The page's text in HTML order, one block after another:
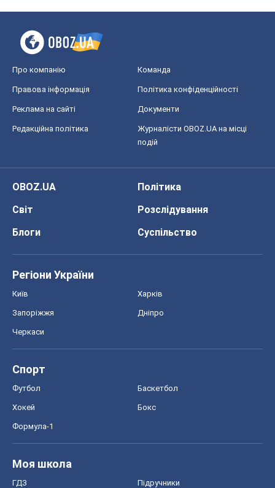
Про компанію Команда
Правова інформація Політика конфіденційності
Реклама на сайті Документи
Редакційна політика
Журналісти OBOZ.UA на місці
подій
OBOZ.UA
Політика
Світ
Розслідування
Блоги
Суспільство
Регіони України
Київ Харків
Запоріжжя Дніпро
Черкаси
Спорт
Футбол Баскетбол
Хокей Бокс
Формула-1
Моя школа
ГДЗ Підручники